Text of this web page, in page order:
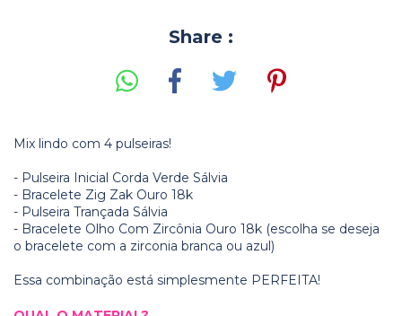
Share :
Mix lindo com 4 pulseiras!
- Pulseira Inicial Corda Verde Sálvia
- Bracelete Zig Zak Ouro 18k
- Pulseira Trançada Sálvia
- Bracelete Olho Com Zircônia Ouro 18k (escolha se deseja
o bracelete com a zirconia branca ou azul)
Essa combinação está simplesmente PERFEITA!